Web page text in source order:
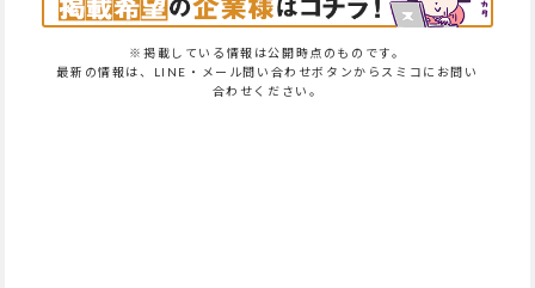
※掲載している情報は公開時点のものです。
最新の情報は、LINE・メール問い合わせボタンからスミコにお問い
合わせください。